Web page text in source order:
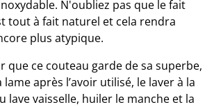
N'oubliez pas que le fait
tout à fait naturel et cela rendra
plus atypique.
que ce couteau garde de sa superbe,
lame après l’avoir utilisé, le laver à la
lave vaisselle, huiler le manche et la